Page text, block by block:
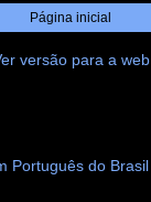
Página inicial
versão para a web
Português do Brasil